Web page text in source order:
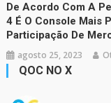
De Acordo Com A
4 É O Console Mais
Participação De
agosto 25, 2023
QOC NO X